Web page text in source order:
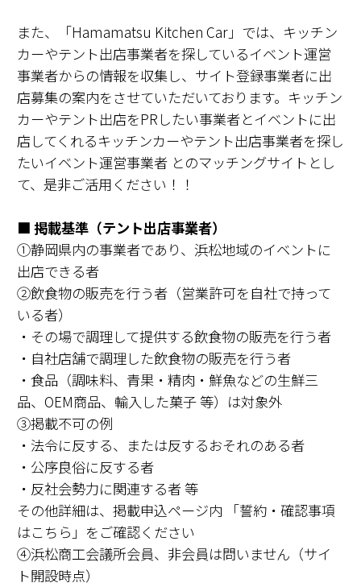
また、「Hamamatsu Kitchen Car」では、キッチン
カーやテント出店事業者を探しているイベント運営
事業者からの情報を収集し、サイト登録事業者に出
店募集の案内をさせていただいております。キッチン
カーやテント出店をPRしたい事業者とイベントに出
店してくれるキッチンカーやテント出店事業者を探し
たいイベント運営事業者 とのマッチングサイトとし
て、是非ご活用ください！！
■ 掲載基準（テント出店事業者）
①静岡県内の事業者であり、浜松地域のイベントに
出店できる者
②飲食物の販売を行う者（営業許可を自社で持って
いる者）
・その場で調理して提供する飲食物の販売を行う者
・自社店舗で調理した飲食物の販売を行う者
・食品（調味料、青果・精肉・鮮魚などの生鮮三
品、OEM商品、輸入した菓子 等）は対象外
③掲載不可の例
・法令に反する、または反するおそれのある者
・公序良俗に反する者
・反社会勢力に関連する者 等
その他詳細は、掲載申込ページ内 「誓約・確認事項
はこちら」をご確認ください
④浜松商工会議所会員、非会員は問いません（サイ
ト開設時点）